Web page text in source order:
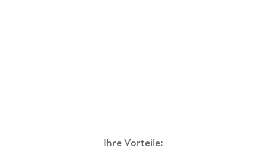
Ihre Vorteile: